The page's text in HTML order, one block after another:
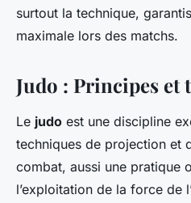
surtout la technique,
maximale lors des matchs.
Judo : Principes et
Le judo est une discipline
techniques de projection et
combat, aussi une pratique
l’exploitation de la force de